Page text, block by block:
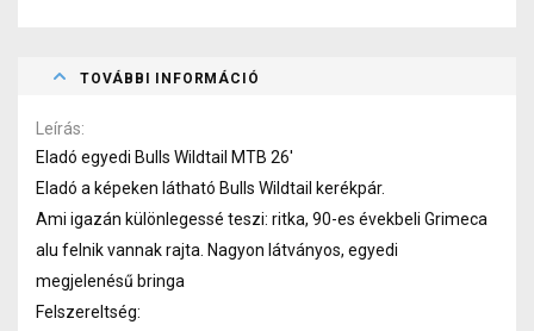
TOVÁBBI INFORMÁCIÓ
Leírás
Eladó egyedi Bulls Wildtail MTB 26'
Eladó a képeken látható Bulls Wildtail kerékpár.
Ami igazán különlegessé teszi: ritka, 90-es évekbeli Grimeca
alu felnik vannak rajta. Nagyon látványos, egyedi
megjelenésű bringa
Felszereltség: